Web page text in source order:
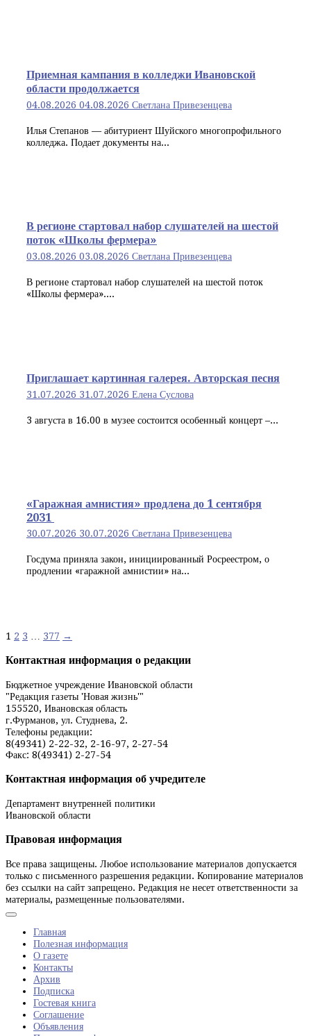
Приемная кампания в колледжи Ивановской
области продолжается
04.08.2026 04.08.2026 Светлана Привезенцева
Илья Степанов — абитуриент Шуйского многопрофильного
колледжа. Подает документы на...
В регионе стартовал набор слушателей на шестой
поток «Школы фермера»
03.08.2026 03.08.2026 Светлана Привезенцева
В регионе стартовал набор слушателей на шестой поток
«Школы фермера»....
Приглашает картинная галерея. Авторская песня
31.07.2026 31.07.2026 Елена Суслова
3 августа в 16.00 в музее состоится особенный концерт –...
«Гаражная амнистия» продлена до 1 сентября
2031
30.07.2026 30.07.2026 Светлана Привезенцева
Госдума приняла закон, инициированный Росреестром, о
продлении «гаражной амнистии» на...
Навигация
по
1 2 3 377 →
Контактная информация о редакции
Бюджетное учреждение Ивановской области
"Редакция газеты 'Новая жизнь'"
155520, Ивановская область
г.Фурманов, ул. Студнева, 2.
Телефоны редакции:
8(49341) 2-22-32, 2-16-97, 2-27-54
Факс: 8(49341) 2-27-54
Контактная информация об учредителе
Департамент внутренней политики
Ивановской области
Правовая информация
Все права защищены. Любое использование материалов допускается
только с письменного разрешения редакции. Копирование материалов
без ссылки на сайт запрещено. Редакция не несет ответственности за
материалы, размещенные пользователями.
Главная
Полезная информация
О газете
Контакты
Архив
Подписка
Гостевая книга
Соглашение
Объявления